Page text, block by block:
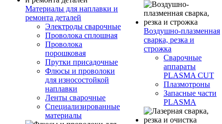
Материалы для наплавки и
ремонта деталей
Электроды сварочные
Проволока сплошная
Проволока
порошковая
Прутки присадочные
Флюсы и проволоки
для износостойкой
наплавки
Ленты сварочные
Специализированные
материалы
Воздушно-плазменная
сварка, резка и
строжка
Сварочные
аппараты
PLASMA CUT
Плазмотроны
Запасные части
PLASMA